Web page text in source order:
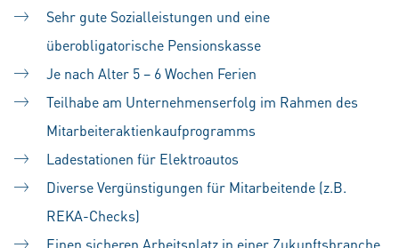
Sehr gute Sozialleistungen und eine
überobligatorische Pensionskasse
Je nach Alter 5 – 6 Wochen Ferien
Teilhabe am Unternehmenserfolg im Rahmen des
Mitarbeiteraktienkaufprogramms
Ladestationen für Elektroautos
Diverse Vergünstigungen für Mitarbeitende (z.B.
REKA-Checks)
Einen sicheren Arbeitsplatz in einer Zukunftsbranche